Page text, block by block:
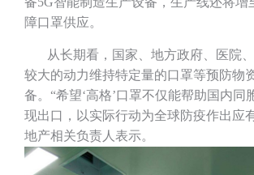
障口罩供应。
从长期看，国家、地方政府、医院
较大的动力维持特定量的口罩等预防物
备。“希望‘高格’口罩不仅能帮助国内同
现出口，以实际行动为全球防疫作出应
地产相关负责人表示。